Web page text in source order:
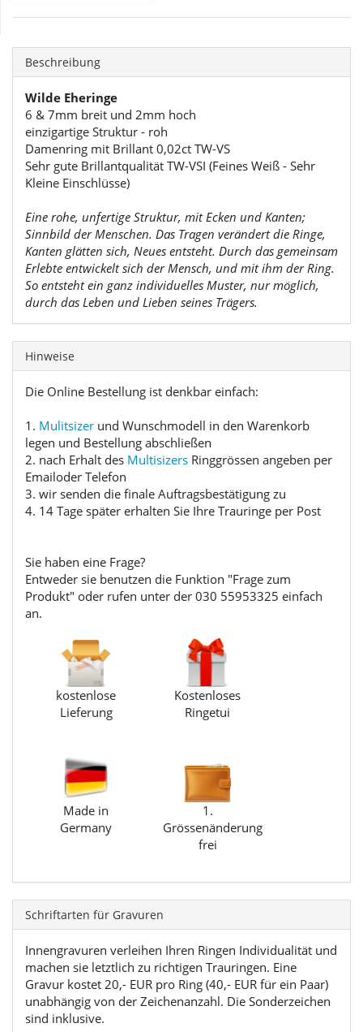
Beschreibung
Wilde Eheringe
6 & 7mm breit und 2mm hoch
einzigartige Struktur - roh
Damenring mit Brillant 0,02ct TW-VS
Sehr gute Brillantqualität TW-VSI (Feines Weiß - Sehr
Kleine Einschlüsse)
Eine rohe, unfertige Struktur, mit Ecken und Kanten;
Sinnbild der Menschen. Das Tragen verändert die Ringe,
Kanten glätten sich, Neues entsteht. Durch das gemeinsam
Erlebte entwickelt sich der Mensch, und mit ihm der Ring.
So entsteht ein ganz individuelles Muster, nur möglich,
durch das Leben und Lieben seines Trägers.
Hinweise
Die Online Bestellung ist denkbar einfach:
1. Mulitsizer und Wunschmodell in den Warenkorb
legen und Bestellung abschließen
2. nach Erhalt des Multisizers Ringgrössen angeben per
Emailoder Telefon
3. wir senden die finale Auftragsbestätigung zu
4. 14 Tage später erhalten Sie Ihre Trauringe per Post
Sie haben eine Frage?
Entweder sie benutzen die Funktion "Frage zum
Produkt" oder rufen unter der 030 55953325 einfach
an.
kostenlose
Lieferung
Kostenloses
Ringetui
Made in
Germany
1.
Grössenänderung
frei
Schriftarten für Gravuren
Innengravuren verleihen Ihren Ringen Individualität und
machen sie letztlich zu richtigen Trauringen. Eine
Gravur kostet 20,- EUR pro Ring (40,- EUR für ein Paar)
unabhängig von der Zeichenanzahl. Die Sonderzeichen
sind inklusive.